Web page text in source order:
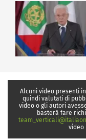
Alcuni video presenti
quindi valutati di
video o gli autori
basterà fare
video